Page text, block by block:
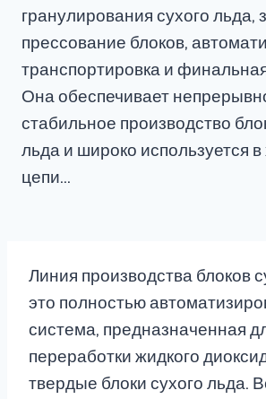
гранулирования сухого льда,
прессование блоков,
транспортировка и
Она обеспечивает
стабильное производство
льда и широко используется
цепи…
Линия производства блоков
это полностью
система, предназначенная
переработки жидкого
твердые блоки сухого льда.